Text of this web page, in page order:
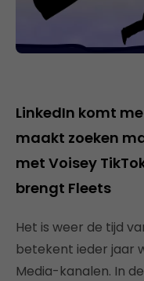
LinkedIn komt
maakt zoeken
met Voisey
brengt Fleets
Het is weer de tijd
betekent ieder jaar
Media-kanalen. In